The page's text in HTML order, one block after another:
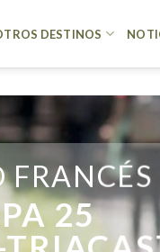
DESTINOS
25